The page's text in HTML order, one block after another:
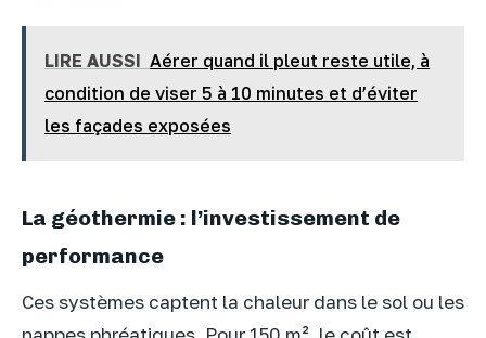
LIRE AUSSI Aérer quand il pleut reste utile, à
condition de viser 5 à 10 minutes et d’éviter
les façades exposées
La géothermie : l’investissement de
performance
Ces systèmes captent la chaleur dans le sol ou les